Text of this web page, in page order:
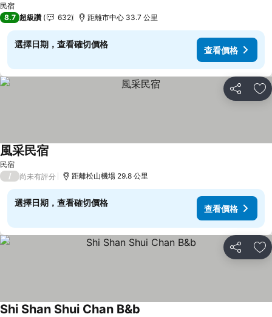
民宿
8.7 超級讚 632 距離市中心 33.7 公里
選擇日期，查看確切價格
查看價格
分享 加
民宿
風采民宿
/ 尚未有評分 距離松山機場 29.8 公里
選擇日期，查看確切價格
查看價格
分享 加
Shi Shan Shui Chan B&b